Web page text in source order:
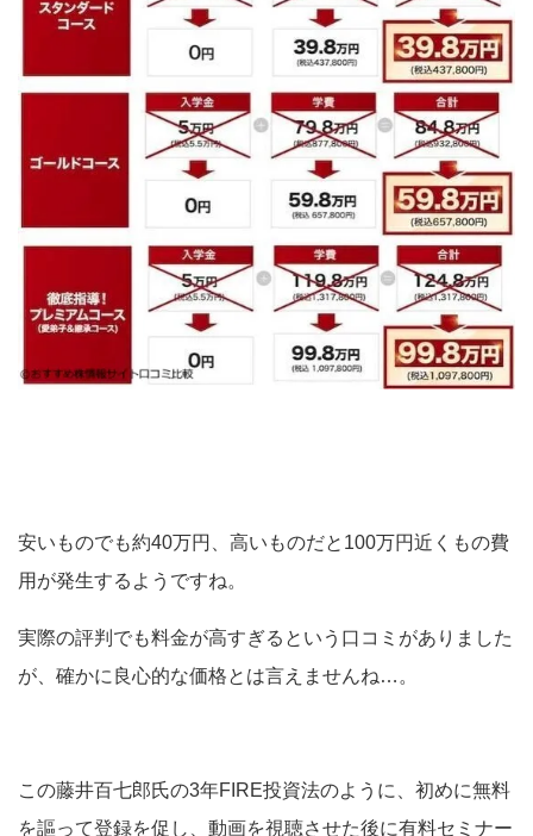
安いものでも約40万円、高いものだと100万円近くもの費
用が発生するようですね。
実際の評判でも料金が高すぎるという口コミがありました
が、確かに良心的な価格とは言えませんね…。
この藤井百七郎氏の3年FIRE投資法のように、初めに無料
を謳って登録を促し、動画を視聴させた後に有料セミナー